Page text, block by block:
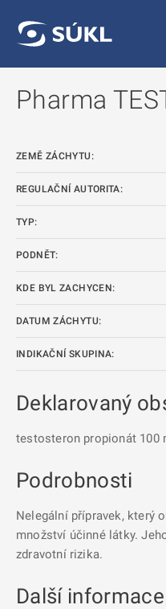
Pharma
ZEMĚ ZÁCHYTU:
REGULAČNÍ AUTORITA:
TYP:
PODNĚT:
KDE BYL ZACHYCEN:
DATUM ZÁCHYTU:
INDIKAČNÍ SKUPINA:
Deklarovaný
testosteron propionát 100
Podrobnosti
Nelegální přípravek, který
množství účinné látky.
zdravotní rizika.
Další informace